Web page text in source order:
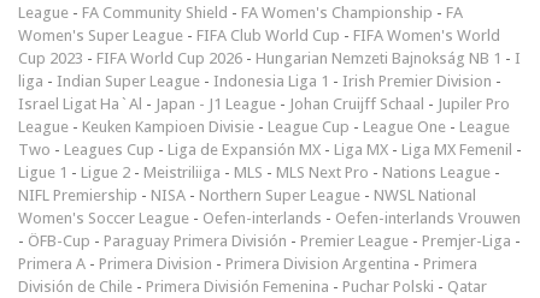
League - FA Community Shield - FA Women's Championship - FA
Women's Super League - FIFA Club World Cup - FIFA Women's World
Cup 2023 - FIFA World Cup 2026 - Hungarian Nemzeti Bajnokság NB 1 - I
liga - Indian Super League - Indonesia Liga 1 - Irish Premier Division -
Israel Ligat Ha`Al - Japan - J1 League - Johan Cruijff Schaal - Jupiler Pro
League - Keuken Kampioen Divisie - League Cup - League One - League
Two - Leagues Cup - Liga de Expansión MX - Liga MX - Liga MX Femenil -
Ligue 1 - Ligue 2 - Meistriliiga - MLS - MLS Next Pro - Nations League -
NIFL Premiership - NISA - Northern Super League - NWSL National
Women's Soccer League - Oefen-interlands - Oefen-interlands Vrouwen
- ÖFB-Cup - Paraguay Primera División - Premier League - Premjer-Liga -
Primera A - Primera Division - Primera Division Argentina - Primera
División de Chile - Primera División Femenina - Puchar Polski - Qatar